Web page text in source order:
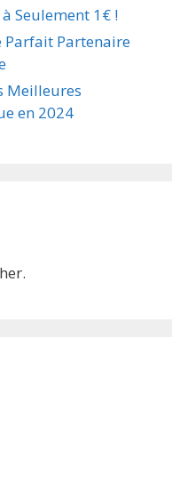
Seulement 1€ !
Parfait Partenaire
Meilleures
en 2024